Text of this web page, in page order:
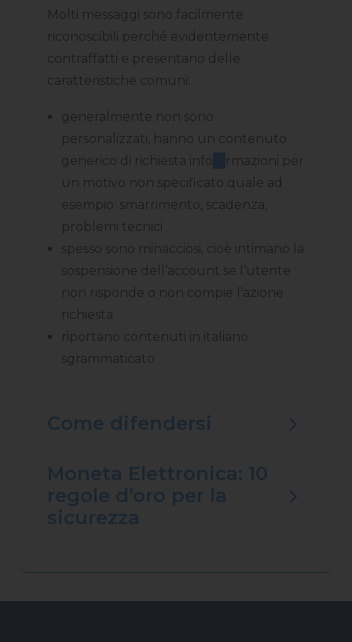
Molti messaggi sono facilmente
riconoscibili perché evidentemente
contraffatti e presentano delle
caratteristiche comuni:
generalmente non sono
personalizzati, hanno un contenuto
generico di richiesta info
rmazioni per
un motivo non specificato quale ad
esempio: smarrimento, scadenza,
problemi tecnici
spesso sono minacciosi, cioè intimano la
sospensione dell’account se l’utente
non risponde o non compie l’azione
richiesta
riportano contenuti in italiano
sgrammaticato
Come difendersi
Moneta Elettronica: 10
regole d’oro per la
sicurezza